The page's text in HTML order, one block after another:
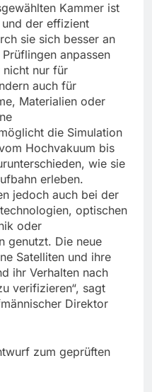
Kammer ist
der effizient
sie sich besser an
anpassen
nicht nur für
auch für
Materialien oder
die Simulation
Hochvakuum bis
wie sie
erleben.
jedoch auch bei der
optischen
oder
genutzt. Die neue
Satelliten und ihre
ihr Verhalten nach
verifizieren“, sagt
Direktor
zum geprüften